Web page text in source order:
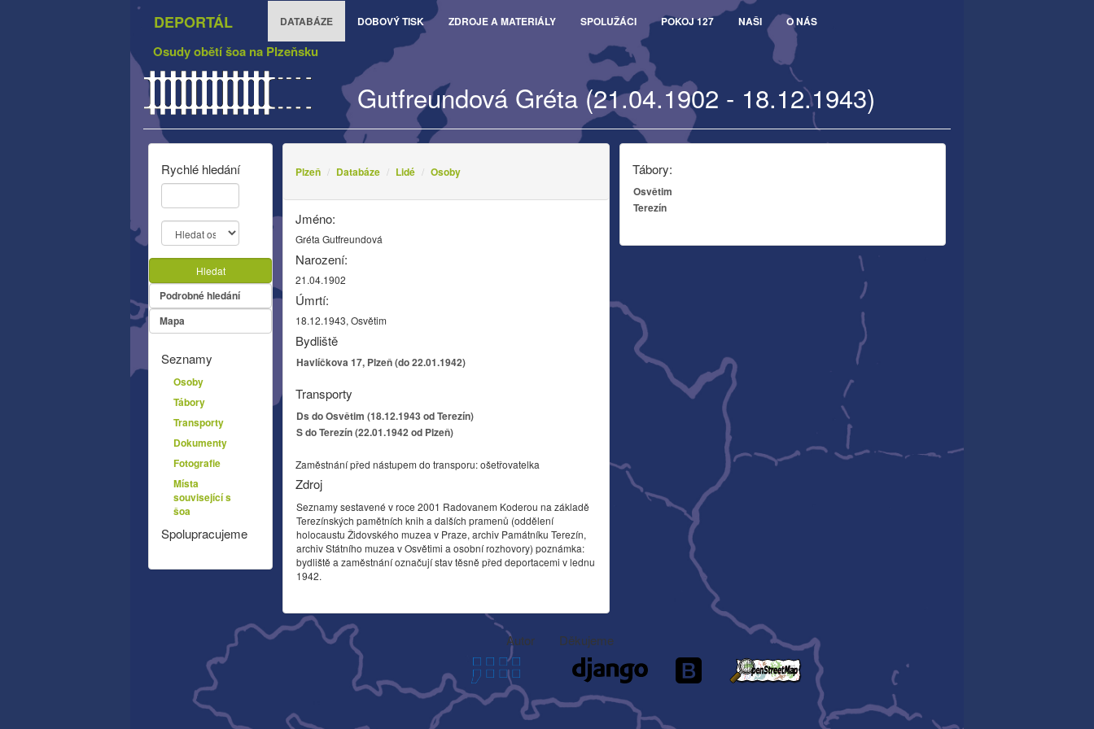
DEPORTÁL DATABÁZE DOBOVÝ TISK ZDROJE A MATERIÁLY SPOLUŽÁCI POKOJ 127 NAŠI O NÁS
Osudy obětí šoa na Plzeňsku
Gutfreundová Gréta (21.04.1902 - 18.12.1943)
Tábory:
Osvětim
Terezín
Plzeň Databáze Lidé Osoby
Jméno:
Gréta Gutfreundová
Narození:
21.04.1902
Úmrtí:
18.12.1943, Osvětim
Bydliště
Havlíčkova 17, Plzeň (do 22.01.1942)
Transporty
Ds do Osvětim (18.12.1943 od Terezín)
S do Terezín (22.01.1942 od Plzeň)
Zaměstnání před nástupem do transporu: ošetřovatelka
Zdroj
Seznamy sestavené v roce 2001 Radovanem Koderou na základě
Terezínských pamětních knih a dalších pramenů (oddělení
holocaustu Židovského muzea v Praze, archiv Památníku Terezín,
archiv Státního muzea v Osvětimi a osobní rozhovory) poznámka:
bydliště a zaměstnání označují stav těsně před deportacemi v lednu
1942.
Rychlé hledání
Hledat
Podrobné hledání
Mapa
Seznamy
Osoby
Tábory
Transporty
Dokumenty
Fotografie
Místa
související s
šoa
Spolupracujeme
Autor Děkujeme